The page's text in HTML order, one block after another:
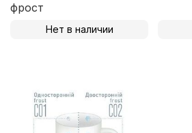
фрост
Нет в наличии